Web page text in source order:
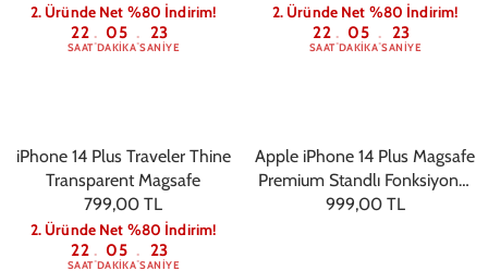
2. Üründe Net %80 İndirim!
22
SAAT: 05
DAKIKA: 22
SANIYE
2. Üründe Net %80 İndirim!
22
SAAT: 05
DAKIKA: 22
SANIYE
iPhone 14 Plus Traveler Thine
Transparent Magsafe
799,00 TL
2. Üründe Net %80 İndirim!
22
SAAT: 05
DAKIKA: 22
SANIYE
Apple iPhone 14 Plus Magsafe
Premium Standlı Fonksiyonel
Telefon Kılıfı Beyaz
999,00 TL